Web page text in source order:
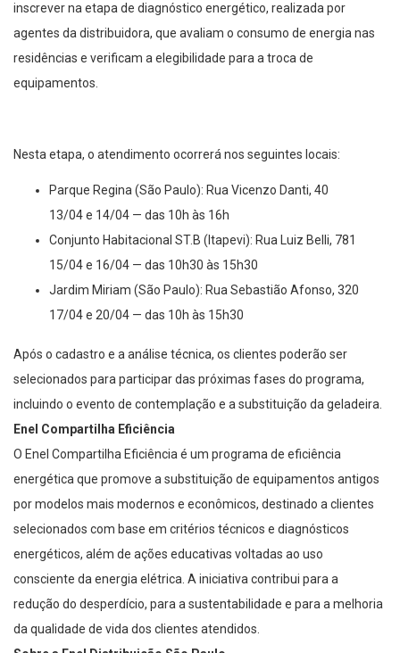
inscrever na etapa de diagnóstico energético, realizada por
agentes da distribuidora, que avaliam o consumo de energia nas
residências e verificam a elegibilidade para a troca de
equipamentos.
Nesta etapa, o atendimento ocorrerá nos seguintes locais:
Parque Regina (São Paulo): Rua Vicenzo Danti, 40
13/04 e 14/04 — das 10h às 16h
Conjunto Habitacional ST.B (Itapevi): Rua Luiz Belli, 781
15/04 e 16/04 — das 10h30 às 15h30
Jardim Miriam (São Paulo): Rua Sebastião Afonso, 320
17/04 e 20/04 — das 10h às 15h30
Após o cadastro e a análise técnica, os clientes poderão ser
selecionados para participar das próximas fases do programa,
incluindo o evento de contemplação e a substituição da geladeira.
Enel Compartilha Eficiência
O Enel Compartilha Eficiência é um programa de eficiência
energética que promove a substituição de equipamentos antigos
por modelos mais modernos e econômicos, destinado a clientes
selecionados com base em critérios técnicos e diagnósticos
energéticos, além de ações educativas voltadas ao uso
consciente da energia elétrica. A iniciativa contribui para a
redução do desperdício, para a sustentabilidade e para a melhoria
da qualidade de vida dos clientes atendidos.